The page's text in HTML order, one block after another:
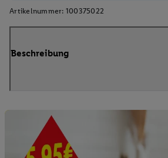
Artikelnummer: 100375022
Beschreibung